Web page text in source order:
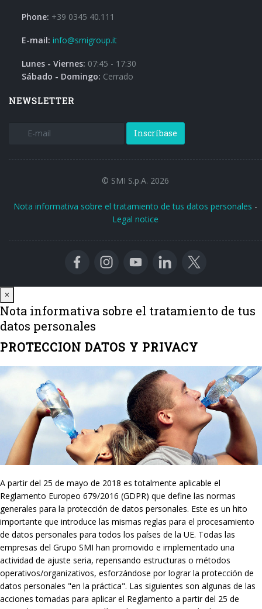
Phone: +39 0345 40.111
E-mail: info@smigroup.it
Lunes - Viernes: 07:45 - 17:30
Sábado - Domingo: Cerrado
NEWSLETTER
Inscríbase
© SMI S.p.A. 2026
Nota informativa sobre el tratamiento de tus datos personales -
Legal notice
×
Nota informativa sobre el tratamiento de tus
datos personales
PROTECCION DATOS Y PRIVACY
A partir del 25 de mayo de 2018 es totalmente aplicable el
Reglamento Europeo 679/2016 (GDPR) que define las normas
generales para la protección de datos personales. Este es un hito
importante que introduce las mismas reglas para el procesamiento
de datos personales para todos los países de la UE. Todas las
empresas del Grupo SMI han promovido e implementado una
actividad de ajuste seria, repensando estructuras o métodos
operativos/organizativos, esforzándose por lograr la protección de
datos personales "en la práctica". Las siguientes son algunas de las
acciones tomadas para aplicar el Reglamento a partir del 25 de